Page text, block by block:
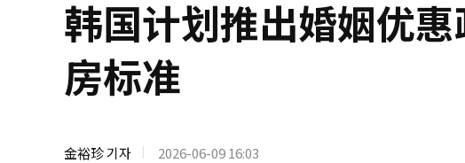
韩国计划推出婚姻优
房标准
金裕珍 기자 2026-06-09 16:03